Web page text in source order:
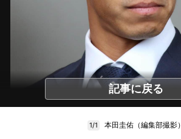
記事に戻る
1/1 本田圭佑（編集部撮影）